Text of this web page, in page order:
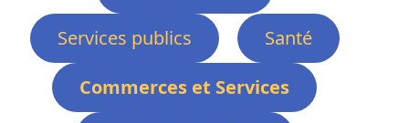
Services publics
Santé
Commerces et Services